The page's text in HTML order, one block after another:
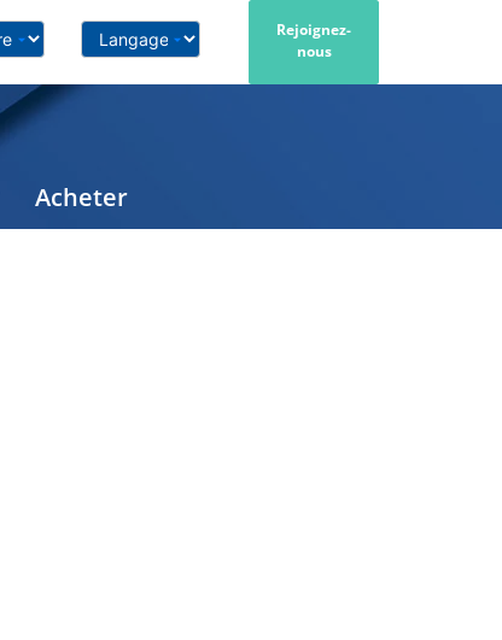
Rejoignez-
nous
Acheter